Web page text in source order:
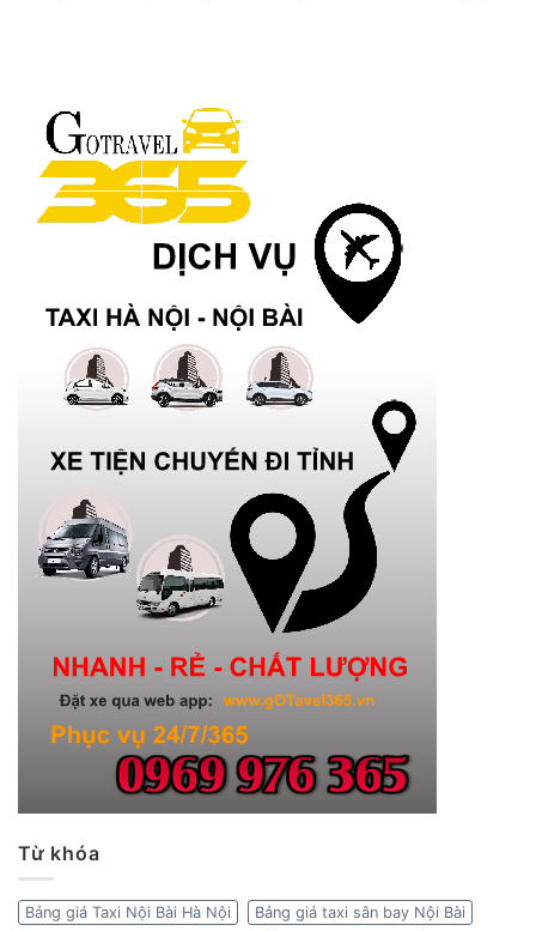
Từ khóa
Bảng giá Taxi Nội Bài Hà Nội
Bảng giá taxi sân bay Nội Bài